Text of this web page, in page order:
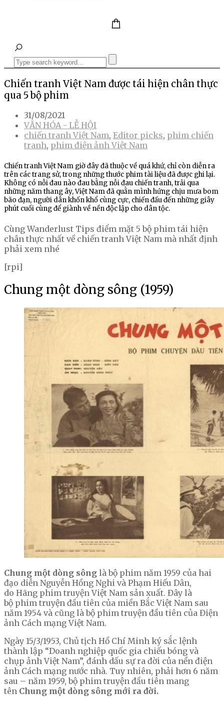
Chiến tranh Việt Nam được tái hiện chân thực
qua 5 bộ phim
31/08/2021
VĂN HÓA - LỄ HỘI
chiến tranh Việt Nam, Editor picks, phim chiến
tranh, phim điện ảnh Việt Nam
Chiến tranh Việt Nam giờ đây đã thuộc về quá khứ, chỉ còn diễn ra
trên các trang sử, trong những thước phim tài liệu đã được ghi lại.
Không có nỗi đau nào đau bằng nỗi đau chiến tranh, trải qua
những năm thang ây, Việt Nam đã quằn mình hứng chịu mưa bom
bão đạn, người dân khốn khổ cùng cực, chiến đấu đến những giây
phút cuối cùng để giành về nền độc lập cho dân tộc.
Cùng Wanderlust Tips điểm mặt 5 bộ phim tái hiện
chân thực nhất về chiến tranh Việt Nam mà nhất định
phải xem nhé
[rpi]
Chung một dòng sông (1959)
Chung một dòng sông là bộ phim năm 1959 của hai
đạo diễn Nguyễn Hồng Nghi và Phạm Hiếu Dân,
do Hãng phim truyện Việt Nam sản xuất. Đây là
bộ phim truyện đầu tiên của miền Bắc Việt Nam sau
năm 1954 và cũng là bộ phim truyện đầu tiên của Điện
ảnh Cách mạng Việt Nam.
Ngày 15/3/1953, Chủ tịch Hồ Chí Minh ký sắc lệnh
thành lập “Doanh nghiệp quốc gia chiếu bóng và
chụp ảnh Việt Nam”, đánh dấu sự ra đời của nền điện
ảnh Cách mạng nước nhà. Tuy nhiên, phải hơn 6 năm
sau – năm 1959, bộ phim truyện đầu tiên mang
tên Chung một dòng sông mới ra đời.